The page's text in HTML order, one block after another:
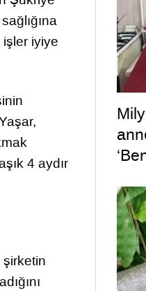
işler iyiye
4 aydır
şirketin